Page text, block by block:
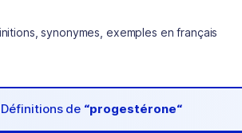
synonymes, exemples en français
Définitions de “progestérone“